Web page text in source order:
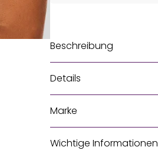
Beschreibung
Details
Marke
Wichtige Informationen